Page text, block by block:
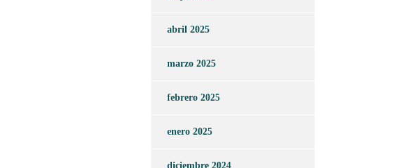
abril 2025
marzo 2025
febrero 2025
enero 2025
diciembre 2024